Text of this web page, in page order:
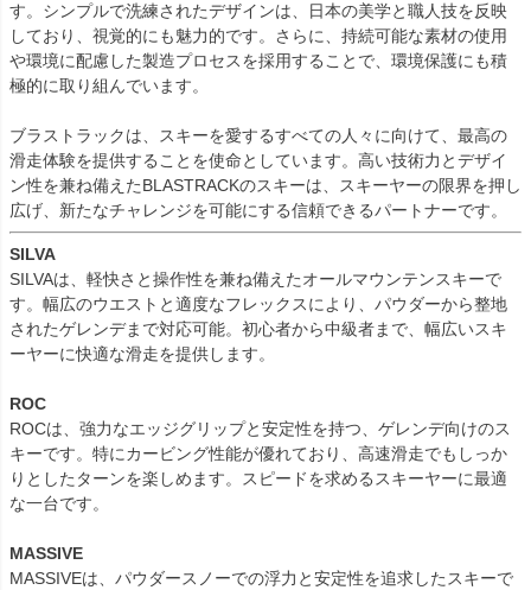
す。シンプルで洗練されたデザインは、日本の美学と職人技を反映
しており、視覚的にも魅力的です。さらに、持続可能な素材の使用
や環境に配慮した製造プロセスを採用することで、環境保護にも積
極的に取り組んでいます。
ブラストラックは、スキーを愛するすべての人々に向けて、最高の
滑走体験を提供することを使命としています。高い技術力とデザイ
ン性を兼ね備えたBLASTRACKのスキーは、スキーヤーの限界を押し
広げ、新たなチャレンジを可能にする信頼できるパートナーです。
SILVA
SILVAは、軽快さと操作性を兼ね備えたオールマウンテンスキーで
す。幅広のウエストと適度なフレックスにより、パウダーから整地
されたゲレンデまで対応可能。初心者から中級者まで、幅広いスキ
ーヤーに快適な滑走を提供します。
ROC
ROCは、強力なエッジグリップと安定性を持つ、ゲレンデ向けのス
キーです。特にカービング性能が優れており、高速滑走でもしっか
りとしたターンを楽しめます。スピードを求めるスキーヤーに最適
な一台です。
MASSIVE
MASSIVEは、パウダースノーでの浮力と安定性を追求したスキーで